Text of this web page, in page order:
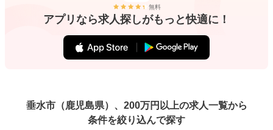
無料
アプリなら求人探しがもっと快適に！
垂水市（鹿児島県）、200万円以上の求人一覧から
条件を絞り込んで探す